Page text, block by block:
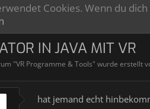
Cookies. Wenn du
IN JAVA MIT VR
"VR Programme & Tools" wurde erstellt
hat jemand echt